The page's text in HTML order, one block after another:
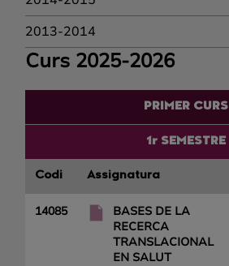
2013-2014
Curs 2025-2026
PRIMER CURS
1r SEMESTRE
Codi Assignatura
14085
BASES DE LA
RECERCA
TRANSLACIONAL
EN SALUT